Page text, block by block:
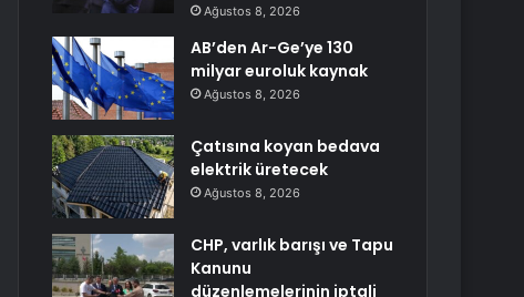
Ağustos 8, 2026
AB’den Ar-Ge’ye 130
milyar euroluk kaynak
Ağustos 8, 2026
Çatısına koyan bedava
elektrik üretecek
Ağustos 8, 2026
CHP, varlık barışı ve Tapu
Kanunu
düzenlemelerinin iptali